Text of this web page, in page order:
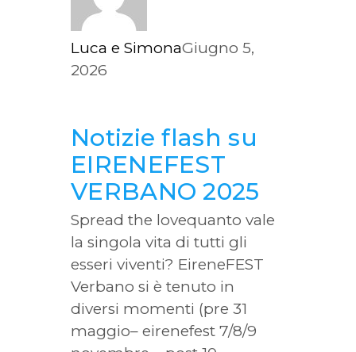
Luca e SimonaGiugno 5,
2026
Notizie flash su
EIRENEFEST
VERBANO 2025
Spread the lovequanto vale
la singola vita di tutti gli
esseri viventi? EireneFEST
Verbano si è tenuto in
diversi momenti (pre 31
maggio– eirenefest 7/8/9